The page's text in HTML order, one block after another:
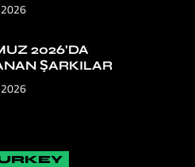
2026’DA
ŞARKILAR